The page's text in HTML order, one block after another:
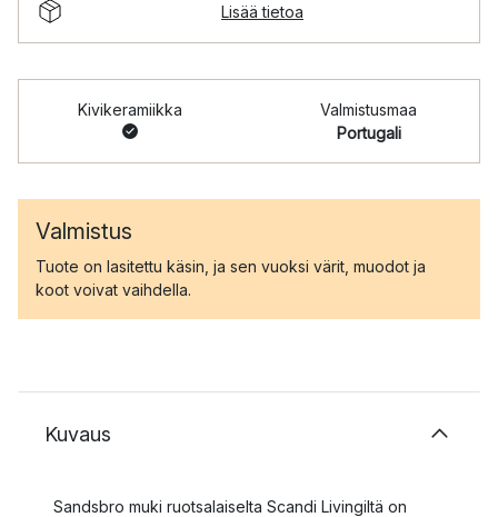
Lisää tietoa
Kivikeramiikka
Valmistusmaa
Portugali
Valmistus
Tuote on lasitettu käsin, ja sen vuoksi värit, muodot ja
koot voivat vaihdella.
Kuvaus
Sandsbro muki ruotsalaiselta Scandi Livingiltä on